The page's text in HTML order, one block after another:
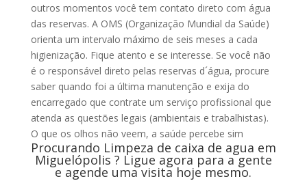
outros momentos você tem contato direto com água
das reservas. A OMS (Organização Mundial da Saúde)
orienta um intervalo máximo de seis meses a cada
higienização. Fique atento e se interesse. Se você não
é o responsável direto pelas reservas d´água, procure
saber quando foi a última manutenção e exija do
encarregado que contrate um serviço profissional que
atenda as questões legais (ambientais e trabalhistas).
O que os olhos não veem, a saúde percebe sim
Procurando Limpeza de caixa de agua em
Miguelópolis ? Ligue agora para a gente
e agende uma visita hoje mesmo.